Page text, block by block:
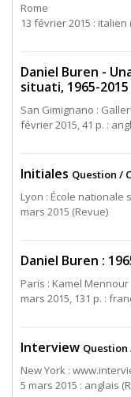
Rome
13 février 2015 : italien
Daniel Buren -
situati, 1965-2015
San Gimignano :
février 2015, 41 p. :
Initiales Question /
Lyon : École
mars 2015 (Revue)
Daniel Buren :
Paris : Kamel Mennour
mars 2015, 131 p. :
Interview
New York :
5 mars 2015 : anglais